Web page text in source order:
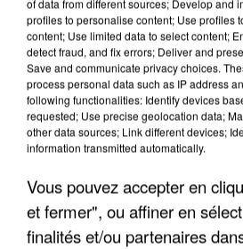
L’UN DES FONDATEURS
MAFIA INTERPELLÉ EN
of data from different sources; Develop and
profiles to personalise content; Use profiles
content; Use limited data to select content;
detect fraud, and fix errors; Deliver and
Save and communicate privacy choices.
process personal data such as IP address
following functionalities: Identify devices
requested; Use precise geolocation data;
other data sources; Link different devices;
information transmitted automatically.
Vous pouvez accepter en
et fermer", ou affiner en
finalités et/ou partenaires